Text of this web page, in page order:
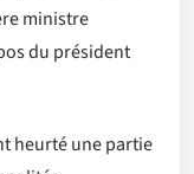
ministre
du président
heurté une partie